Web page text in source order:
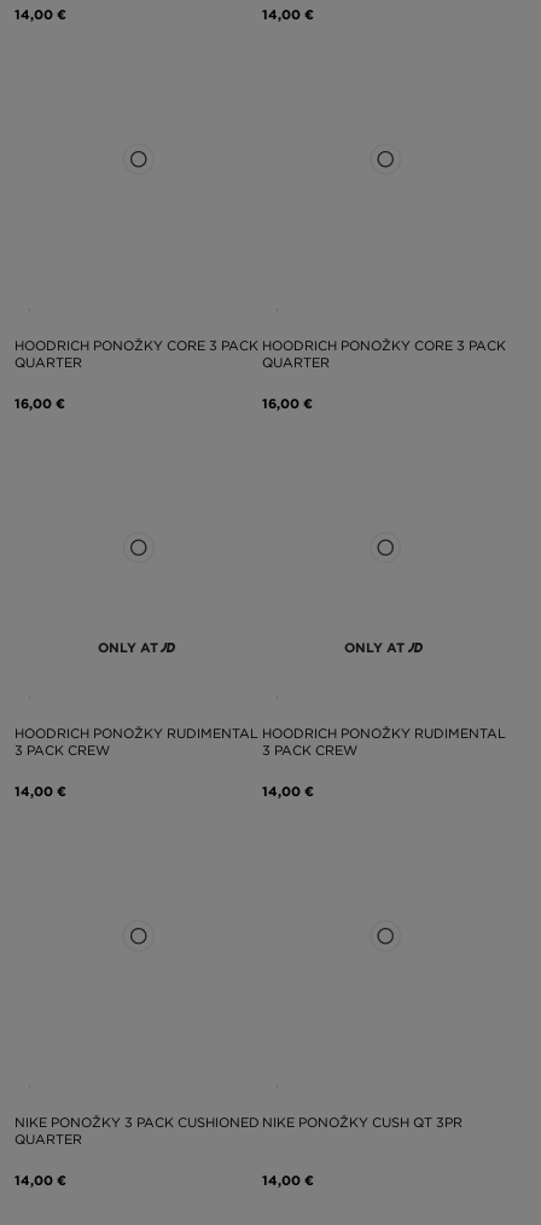
14,00 € 14,00 €
HOODRICH PONOŽKY CORE 3 PACK
QUARTER
16,00 €
HOODRICH PONOŽKY CORE 3 PACK
QUARTER
16,00 €
ONLY AT
HOODRICH PONOŽKY RUDIMENTAL
3 PACK CREW
14,00 €
ONLY AT
HOODRICH PONOŽKY RUDIMENTAL
3 PACK CREW
14,00 €
NIKE PONOŽKY 3 PACK CUSHIONED
QUARTER
14,00 €
NIKE PONOŽKY CUSH QT 3PR
14,00 €